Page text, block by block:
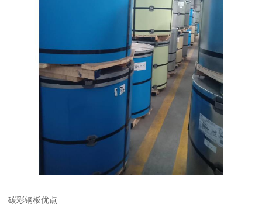
碳彩钢板优点